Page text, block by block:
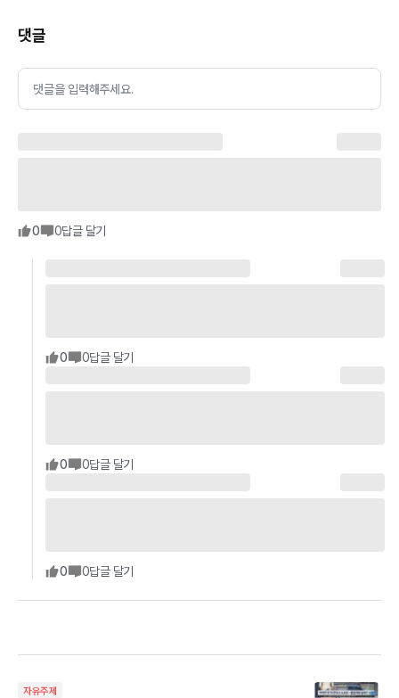
댓글
댓글을 입력해주세요.
0 0답글 달기
0 0답글 달기
0 0답글 달기
0 0답글 달기
자유주제